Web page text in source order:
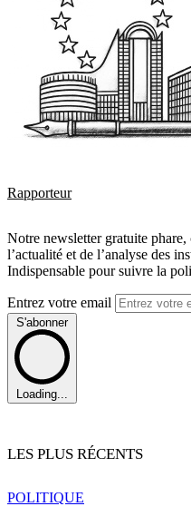
Rapporteur
Notre newsletter gratuite
l’actualité et de l’analyse des
Indispensable pour suivre la
Entrez votre email
S'abonner
Loading...
LES PLUS RÉCENTS
POLITIQUE